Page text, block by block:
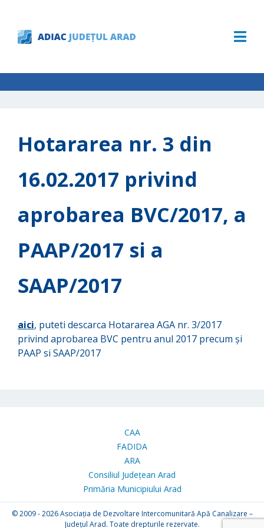
Hotararea nr. 3 din
16.02.2017 privind
aprobarea BVC/2017, a
PAAP/2017 si a
SAAP/2017
aici, puteti descarca Hotararea AGA nr. 3/2017
privind aprobarea BVC pentru anul 2017 precum și
PAAP si SAAP/2017
CAA
FADIDA
ARA
Consiliul Județean Arad
Primăria Municipiului Arad
© 2009 - 2026Asociația de Dezvoltare Intercomunitară Apă Canalizare –
Județul Arad. Toate drepturile rezervate.